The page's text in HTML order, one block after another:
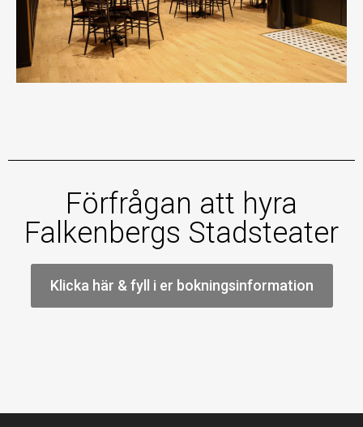
Förfrågan att hyra
Falkenbergs Stadsteater
Klicka här & fyll i er bokningsinformation